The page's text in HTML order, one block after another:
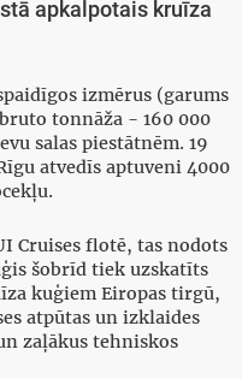
apkalpotais kruīza
izmērus (garums
tonnāža - 160 000
salas piestātnēm. 19
atvedīs aptuveni 4000
Cruises flotē, tas nodots
šobrīd tiek uzskatīts
kuģiem Eiropas tirgū,
atpūtas un izklaides
zaļākus tehniskos